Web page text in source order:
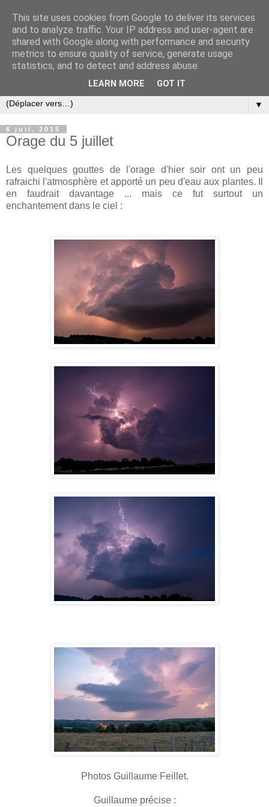
▼
6 juil. 2015
Orage du 5 juillet
Les quelques gouttes de l'orage d'hier soir ont un peu
rafraichi l'atmosphère et apporté un peu d'eau aux plantes. Il
en faudrait davantage ... mais ce fut surtout un
enchantement dans le ciel :
Photos Guillaume Feillet.
Guillaume précise :
This site uses cookies from Google to deliver its services
and to analyze traffic. Your IP address and user-agent are
shared with Google along with performance and security
metrics to ensure quality of service, generate usage
statistics, and to detect and address abuse.
LEARN MORE GOT IT